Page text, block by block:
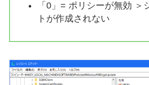
「0」= ポリシーが無効 ＞
トが作成されない